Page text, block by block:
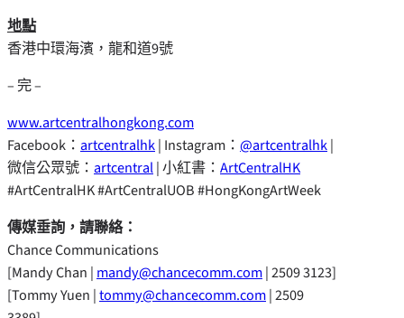
地點
香港中環海濱，龍和道9號
– 完 –
www.artcentralhongkong.com
Facebook： artcentralhk| Instagram： @artcentralhk|
微信公眾號： artcentral| 小紅書： ArtCentralHK
#ArtCentralHK #ArtCentralUOB #HongKongArtWeek
傳媒垂詢，請聯絡：
Chance Communications
[Mandy Chan | mandy@chancecomm.com| 2509 3123]
[Tommy Yuen |tommy@chancecomm.com| 2509